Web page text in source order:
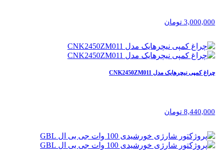
3,000,000 تومان
چراغ کمپی نیچرهایک مدل CNK2450ZM011
8,440,000 تومان